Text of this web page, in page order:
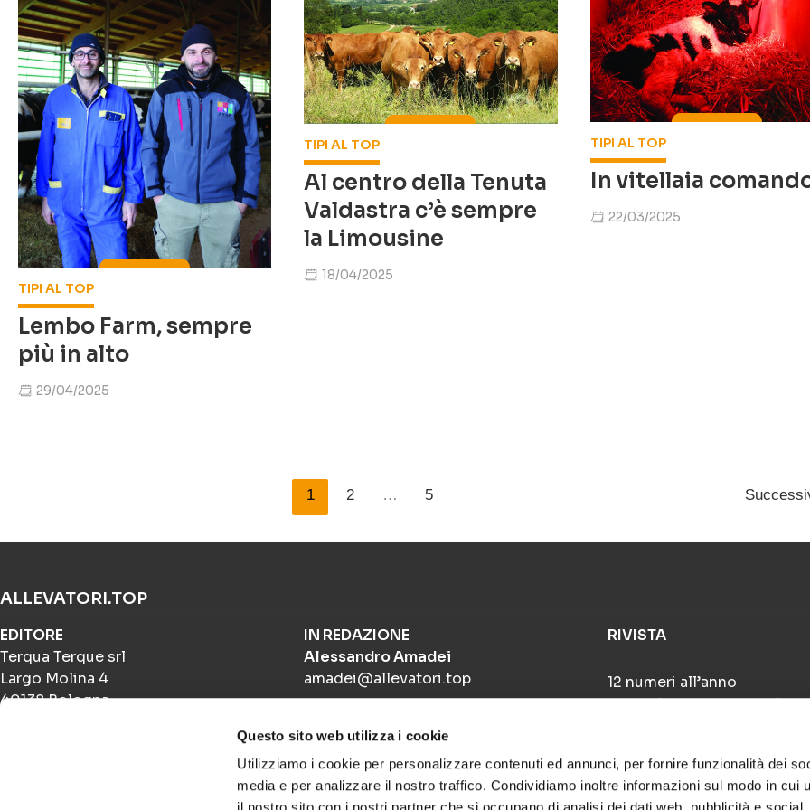
Questo sito web utilizza i cookie
Utilizziamo i cookie per personalizzare contenuti ed annunci, per fornire funzionalità dei
media e per analizzare il nostro traffico. Condividiamo inoltre informazioni sul modo in cui
TIPI AL TOP
Lembo Farm, sempre
più in alto
29/04/2025
TIPI AL TOP
Al centro della Tenuta
Valdastra c’è sempre
la Limousine
18/04/2025
TIPI AL TOP
In vitellaia
22/03/2025
1 2 … 5
ALLEVATORI.TOP
EDITORE
Terqua Terque srl
Largo Molina 4
40138 Bologna
IN REDAZIONE
Alessandro Amadei
amadei@allevatori.top
Sofia Belloni
sofia.allevatori@gmail.com
RIVISTA
12 numeri all’anno
per restare sempre
ABBONATI QUI